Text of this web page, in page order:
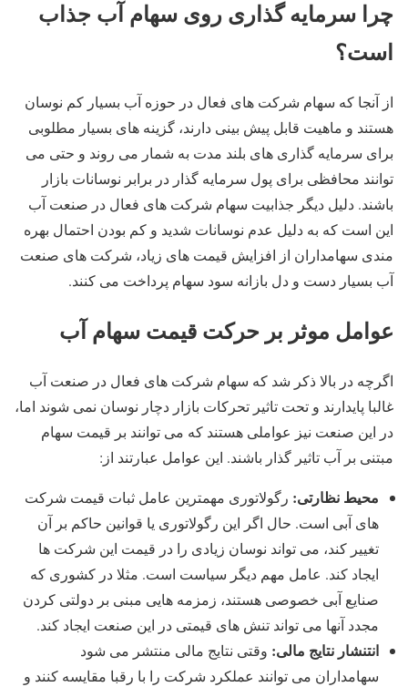
چرا سرمایه گذاری روی سهام آب جذاب
است؟
از آنجا که سهام شرکت های فعال در حوزه آب بسیار کم نوسان
هستند و ماهیت قابل پیش بینی دارند، گزینه های بسیار مطلوبی
برای سرمایه گذاری های بلند مدت به شمار می روند و حتی می
توانند محافظی برای پول سرمایه گذار در برابر نوسانات بازار
باشند. دلیل دیگر جذابیت سهام شرکت های فعال در صنعت آب
این است که به دلیل عدم نوسانات شدید و کم بودن احتمال بهره
مندی سهامداران از افزایش قیمت های زیاد، شرکت های صنعت
آب بسیار دست و دل بازانه سود سهام پرداخت می کنند.
عوامل موثر بر حرکت قیمت سهام آب
اگرچه در بالا ذکر شد که سهام شرکت های فعال در صنعت آب
غالبا پایدارند و تحت تاثیر تحرکات بازار دچار نوسان نمی شوند اما،
در این صنعت نیز عواملی هستند که می توانند بر قیمت سهام
مبتنی بر آب تاثیر گذار باشند. این عوامل عبارتند از:
محیط نظارتی: رگولاتوری مهمترین عامل ثبات قیمت شرکت
های آبی است. حال اگر این رگولاتوری یا قوانین حاکم بر آن
تغییر کند، می تواند نوسان زیادی را در قیمت این شرکت ها
ایجاد کند. عامل مهم دیگر سیاست است. مثلا در کشوری که
صنایع آبی خصوصی هستند، زمزمه هایی مبنی بر دولتی کردن
مجدد آنها می تواند تنش های قیمتی در این صنعت ایجاد کند.
انتنشار نتایج مالی: وقتی نتایج مالی منتشر می شود
سهامداران می توانند عملکرد شرکت را با رقبا مقایسه کنند و